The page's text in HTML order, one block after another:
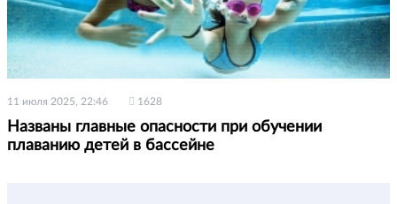
11 июля 2025, 22:46 1628
Названы главные опасности при обучении
плаванию детей в бассейне